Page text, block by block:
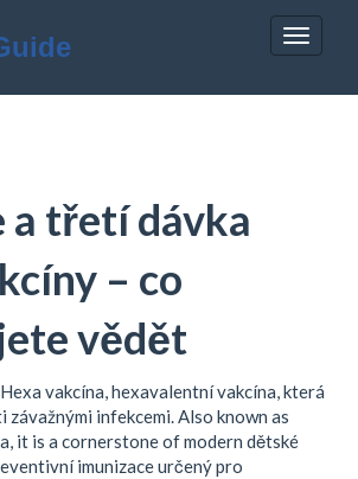
a třetí dávka
– co
vědět
Hexa vakcína,hexavalentní vakcína, která
závažnými infekcemi. Also known as
, it is a cornerstone of modern dětské
imunizace určený pro